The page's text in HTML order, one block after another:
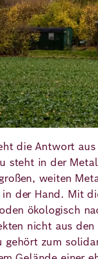
die Antwort
steht in der
weiten
der Hand. Mit
ökologisch
nicht aus
gehört zum